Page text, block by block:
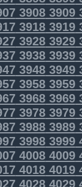
39083909
39183919
39283929
39383939
39483949
39583959
39683969
39783979
39883989
39983999
40084009
40184019
40284029